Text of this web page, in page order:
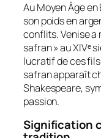
Au Moyen Âge
son poids en
conflits. Venise a
safran » au XIVᵉ
lucratif de ces
safran apparaît
Shakespeare,
passion.
Signification